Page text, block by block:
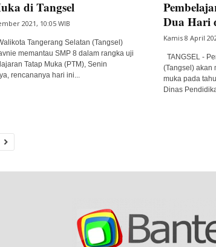
di Tangsel
2021, 10:05 WIB
Tangerang Selatan (Tangsel)
memantau SMP 8 dalam rangka uji
Tatap Muka (PTM), Senin
rencananya hari ini...
Dua Hari
Kamis 8 April
TANGSEL -
(Tangsel) akan
muka pada
Dinas